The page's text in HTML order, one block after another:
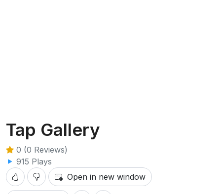
Tap Gallery
0 (0 Reviews)
915 Plays
Open in new window